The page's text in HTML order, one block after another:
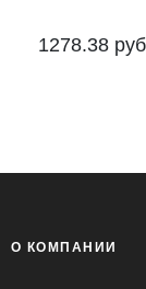
1278.38
О КОМПАНИИ